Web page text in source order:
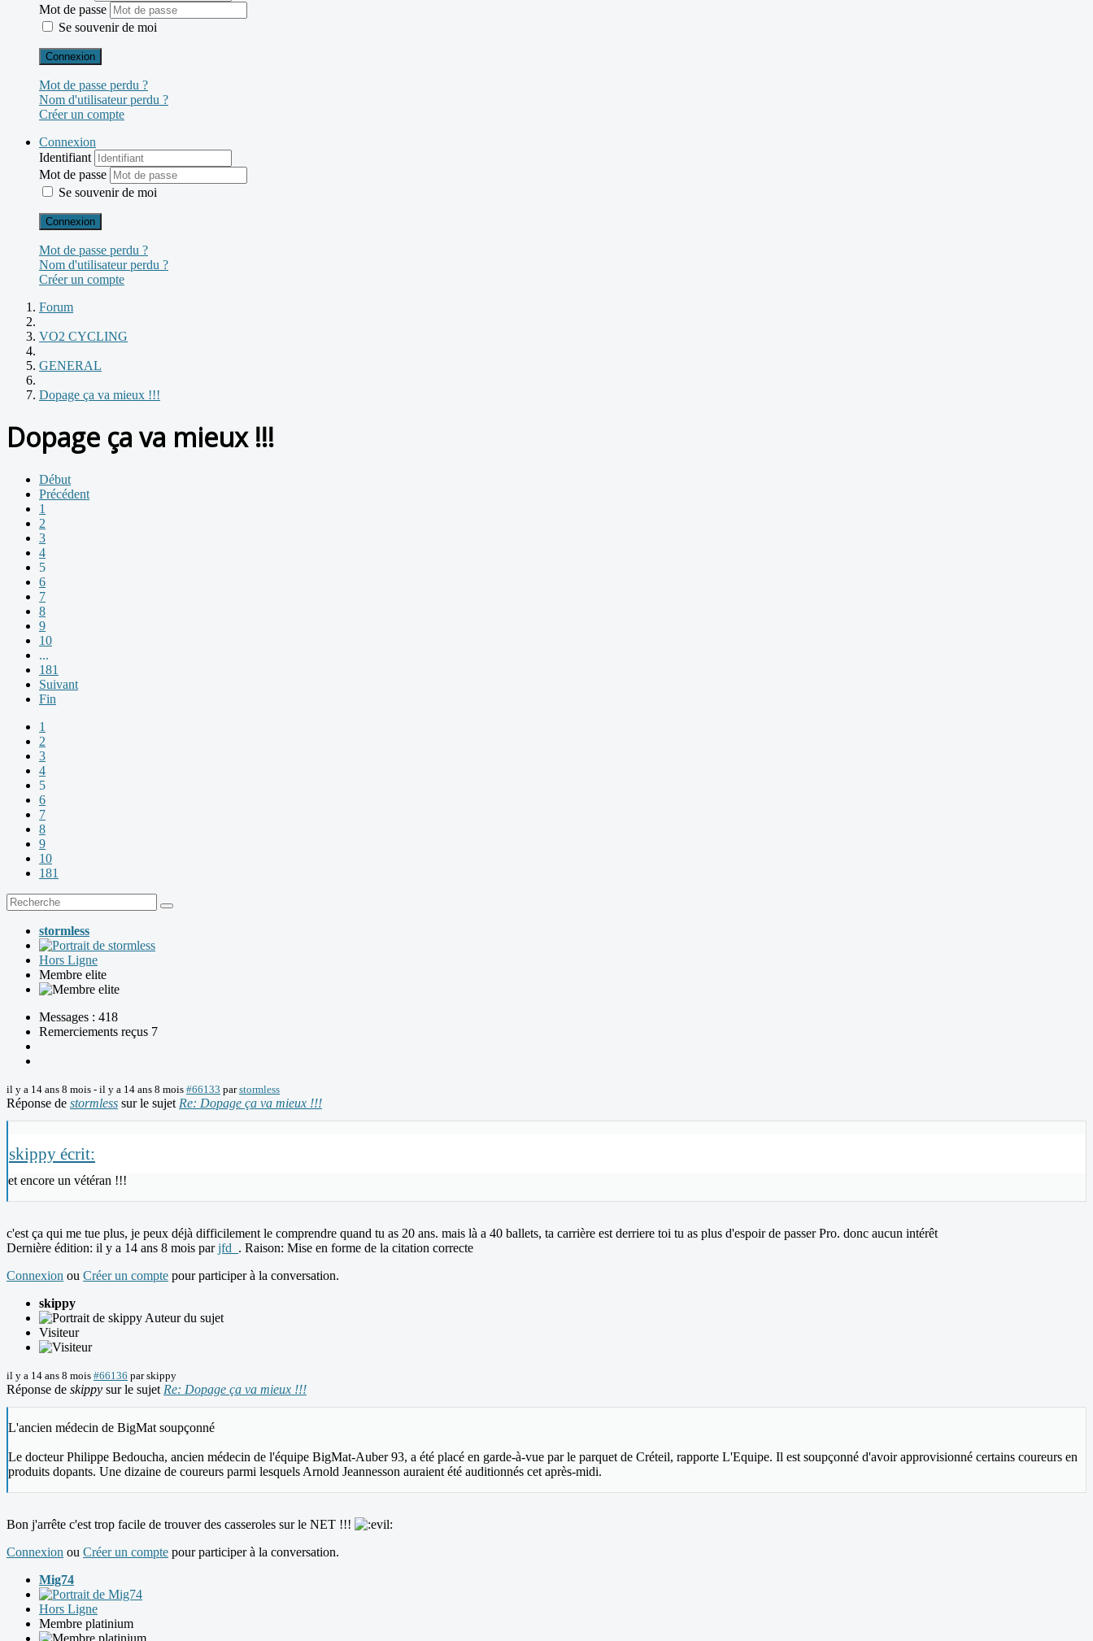
Mot de passe
Se souvenir de moi
Connexion
Mot de passe perdu ?
Nom d'utilisateur perdu ?
Créer un compte
Connexion
Identifiant
Mot de passe
Se souvenir de moi
Connexion
Mot de passe perdu ?
Nom d'utilisateur perdu ?
Créer un compte
Forum
VO2 CYCLING
GENERAL
Dopage ça va mieux !!!
Dopage ça va mieux !!!
Début
Précédent
1
2
3
4
5
6
7
8
9
10
...
181
Suivant
Fin
1
2
3
4
5
6
7
8
9
10
181
stormless
Hors Ligne
Membre elite
Messages : 418
Remerciements reçus 7
il y a 14 ans 8 mois - il y a 14 ans 8 mois #66133 parstormless
Réponse de stormless sur le sujet Re: Dopage ça va mieux !!!
skippy écrit:
et encore un vétéran !!!
c'est ça qui me tue plus, je peux déjà difficilement le comprendre quand tu as 20 ans. mais là a 40 ballets, ta carrière est derriere toi tu as plus d'espoir de passer Pro. donc aucun intérêt
Dernière édition: il y a 14 ans 8 mois parjfd_ . Raison: Mise en forme de la citation correcte
Connexion ou Créer un compte pour participer à la conversation.
skippy
Auteur du sujet
Visiteur
il y a 14 ans 8 mois #66136 parskippy
Réponse de skippy sur le sujet Re: Dopage ça va mieux !!!
L'ancien médecin de BigMat soupçonné
Le docteur Philippe Bedoucha, ancien médecin de l'équipe BigMat-Auber 93, a été placé en garde-à-vue par le parquet de Créteil, rapporte L'Equipe. Il est soupçonné d'avoir approvisionné certains coureurs en
produits dopants. Une dizaine de coureurs parmi lesquels Arnold Jeannesson auraient été auditionnés cet après-midi.
Bon j'arrête c'est trop facile de trouver des casseroles sur le NET !!!
Connexion ou Créer un compte pour participer à la conversation.
Mig74
Hors Ligne
Membre platinium